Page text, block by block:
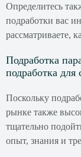
Определитесь
подработки вас
рассматриваете,
Подработка
подработка для
Поскольку
рынке также
тщательно
опыт, знания и